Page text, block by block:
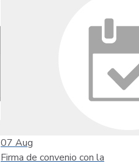
07 Aug
Firma de convenio con la